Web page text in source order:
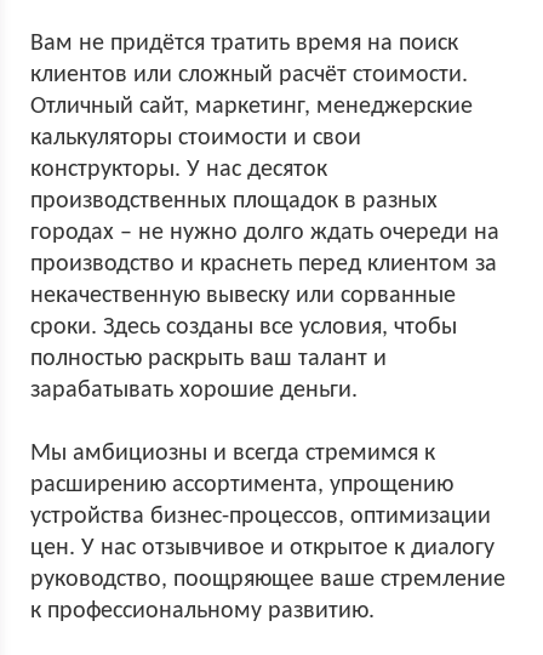
Вам не придётся тратить время на поиск
клиентов или сложный расчёт стоимости.
Отличный сайт, маркетинг, менеджерские
калькуляторы стоимости и свои
конструкторы. У нас десяток
производственных площадок в разных
городах – не нужно долго ждать очереди на
производство и краснеть перед клиентом за
некачественную вывеску или сорванные
сроки. Здесь созданы все условия, чтобы
полностью раскрыть ваш талант и
зарабатывать хорошие деньги.
Мы амбициозны и всегда стремимся к
расширению ассортимента, упрощению
устройства бизнес-процессов, оптимизации
цен. У нас отзывчивое и открытое к диалогу
руководство, поощряющее ваше стремление
к профессиональному развитию.